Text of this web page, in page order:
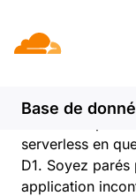
Base de
serverless en
D1. Soyez
application